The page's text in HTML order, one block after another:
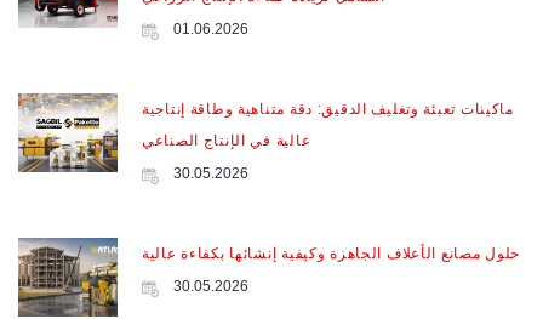
01.06.2026
ماكينات تعبئة وتغليف الدقيق: دقة متناهية وطاقة إنتاجية
عالية في الإنتاج الصناعي
30.05.2026
حلول مصانع الأعلاف الجاهزة وكيفية إنشائها بكفاءة عالية
30.05.2026